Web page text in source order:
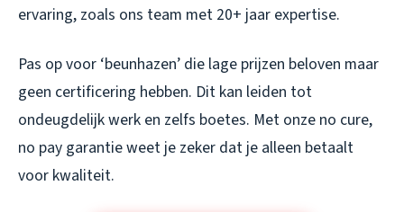
ervaring, zoals ons team met 20+ jaar expertise.
Pas op voor ‘beunhazen’ die lage prijzen beloven maar
geen certificering hebben. Dit kan leiden tot
ondeugdelijk werk en zelfs boetes. Met onze no cure,
no pay garantie weet je zeker dat je alleen betaalt
voor kwaliteit.